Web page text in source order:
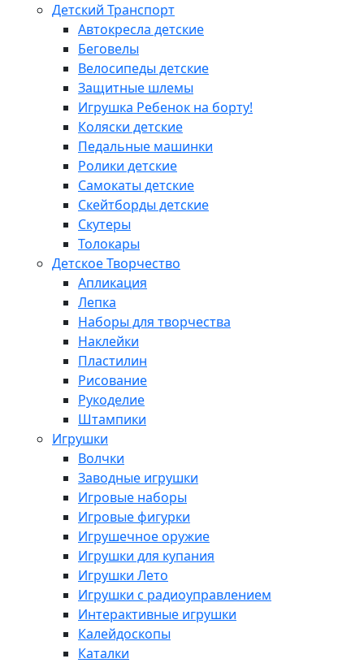
Детский Транспорт
Автокресла детские
Беговелы
Велосипеды детские
Защитные шлемы
Игрушка Ребенок на борту!
Коляски детские
Педальные машинки
Ролики детские
Самокаты детские
Скейтборды детские
Скутеры
Толокары
Детское Творчество
Апликация
Лепка
Наборы для творчества
Наклейки
Пластилин
Рисование
Рукоделие
Штампики
Игрушки
Волчки
Заводные игрушки
Игровые наборы
Игровые фигурки
Игрушечное оружие
Игрушки для купания
Игрушки Лето
Игрушки с радиоуправлением
Интерактивные игрушки
Калейдоскопы
Каталки